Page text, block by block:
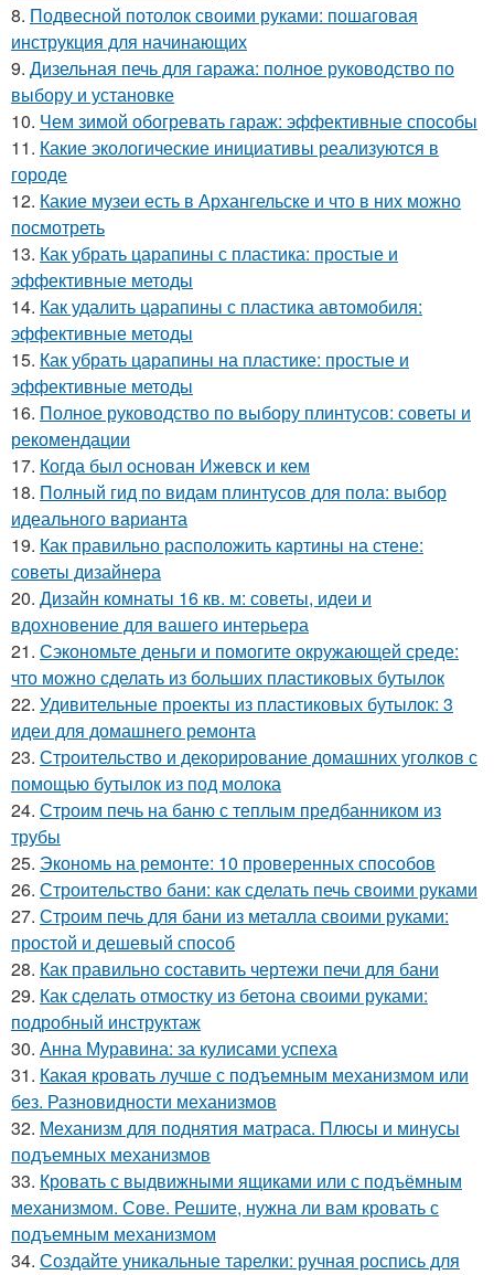
8. Подвесной потолок своими руками: пошаговая
инструкция для начинающих
9. Дизельная печь для гаража: полное руководство по
выбору и установке
10. Чем зимой обогревать гараж: эффективные способы
11. Какие экологические инициативы реализуются в
городе
12. Какие музеи есть в Архангельске и что в них можно
посмотреть
13. Как убрать царапины с пластика: простые и
эффективные методы
14. Как удалить царапины с пластика автомобиля:
эффективные методы
15. Как убрать царапины на пластике: простые и
эффективные методы
16. Полное руководство по выбору плинтусов: советы и
рекомендации
17. Когда был основан Ижевск и кем
18. Полный гид по видам плинтусов для пола: выбор
идеального варианта
19. Как правильно расположить картины на стене:
советы дизайнера
20. Дизайн комнаты 16 кв. м: советы, идеи и
вдохновение для вашего интерьера
21. Сэкономьте деньги и помогите окружающей среде:
что можно сделать из больших пластиковых бутылок
22. Удивительные проекты из пластиковых бутылок: 3
идеи для домашнего ремонта
23. Строительство и декорирование домашних уголков с
помощью бутылок из под молока
24. Строим печь на баню с теплым предбанником из
трубы
25. Экономь на ремонте: 10 проверенных способов
26. Строительство бани: как сделать печь своими руками
27. Строим печь для бани из металла своими руками:
простой и дешевый способ
28. Как правильно составить чертежи печи для бани
29. Как сделать отмостку из бетона своими руками:
подробный инструктаж
30. Анна Муравина: за кулисами успеха
31. Какая кровать лучше с подъемным механизмом или
без. Разновидности механизмов
32. Механизм для поднятия матраса. Плюсы и минусы
подъемных механизмов
33. Кровать с выдвижными ящиками или с подъёмным
механизмом. Сове. Решите, нужна ли вам кровать с
подъемным механизмом
34. Создайте уникальные тарелки: ручная роспись для